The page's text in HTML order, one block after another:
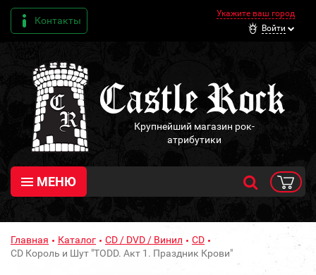
Контакты
Укажите ваш город
Войти
Крупнейший магазин рок-
атрибутики
МЕНЮ
Главная Каталог CD / DVD / Винил
CD
CD Король и Шут "TODD. Акт 1. Праздник Крови"